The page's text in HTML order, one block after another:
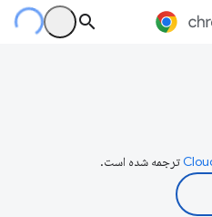
ترجمه شده است.